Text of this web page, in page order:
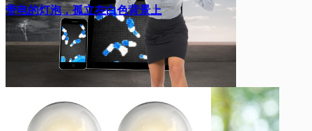
效果
带电的灯泡，孤立在白色背景上